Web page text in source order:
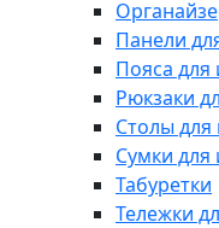
Панели
Пояса для
Рюкзаки
Столы для
Сумки для
Табуретки
Тележки